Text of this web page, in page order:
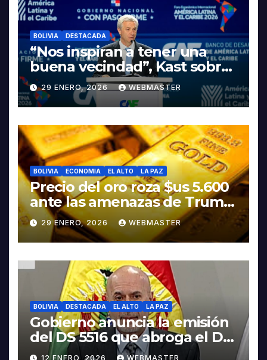
BOLIVIA DESTACADA
“Nos inspiran a tener una
buena vecindad”, Kast sobre
discurso del presidente
Rodrigo Paz
29 ENERO, 2026 WEBMASTER
BOLIVIA ECONOMIA EL ALTO LA PAZ
Precio del oro roza $us 5.600
ante las amenazas de Trump
contra Irán
29 ENERO, 2026 WEBMASTER
BOLIVIA DESTACADA EL ALTO LA PAZ
Gobierno anuncia la emisión
del DS 5516 que abroga el DS
5503
12 ENERO, 2026 WEBMASTER